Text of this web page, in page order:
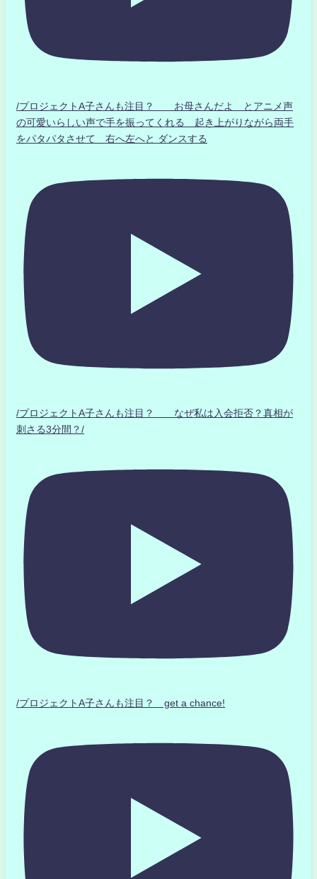
/プロジェクトA子さんも注目？ お母さんだよ とアニメ声
の可愛いらしい声で手を振ってくれる 起き上がりながら両手
をパタパタさせて 右へ左へと ダンスする
/プロジェクトA子さんも注目？ なぜ私は入会拒否？真相が
刺さる3分間？/
/プロジェクトA子さんも注目？ get a chance!